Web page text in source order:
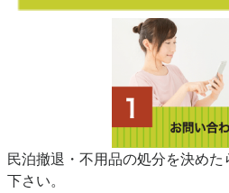
民泊撤退・不用品の処分を決め
下さい。